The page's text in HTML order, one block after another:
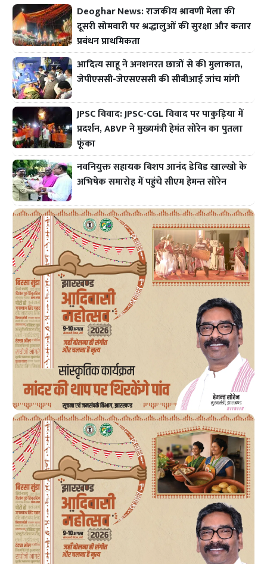
Deoghar News: राजकीय श्रावणी मेला की
दूसरी सोमवारी पर श्रद्धालुओं की सुरक्षा और कतार
प्रबंधन प्राथमिकता
आदित्य साहू ने अनशनरत छात्रों से की मुलाकात,
जेपीएससी-जेएसएससी की सीबीआई जांच मांगी
JPSC विवाद: JPSC-CGL विवाद पर पाकुड़िया में
प्रदर्शन, ABVP ने मुख्यमंत्री हेमंत सोरेन का पुतला
फूंका
नवनियुक्त सहायक बिशप आनंद डेविड खाल्खो के
अभिषेक समारोह में पहुंचे सीएम हेमन्त सोरेन